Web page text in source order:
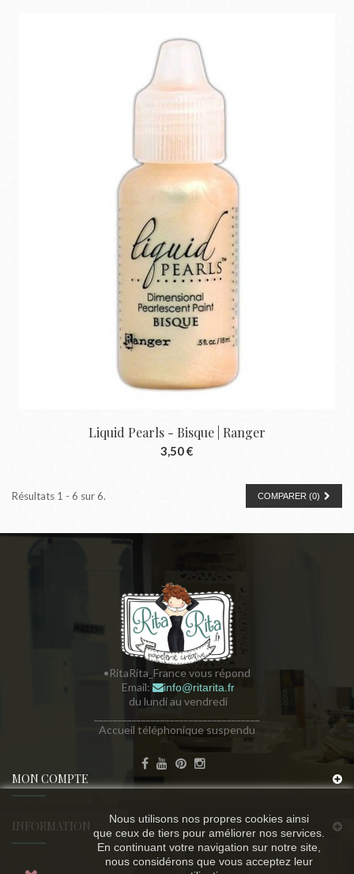
Nous utilisons nos propres cookies ainsi
que ceux de tiers pour améliorer nos services.
En continuant votre navigation sur notre site,
nous considérons que vous acceptez leur
Liquid Pearls - Bisque | Ranger
3,50 €
COMPARER (0)
Résultats 1 - 6 sur 6.
•RitaRita_France vous répond
Email:
info@ritarita.fr
du lundi au vendredi
Accueil téléphonique suspendu
MON COMPTE
INFORMATION